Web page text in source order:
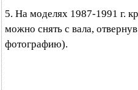
5. На моделях 1987-1991 г.
можно снять с вала,
фотографию).